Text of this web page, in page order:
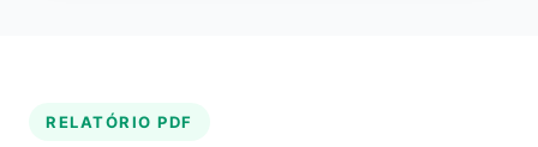
RELATÓRIO PDF